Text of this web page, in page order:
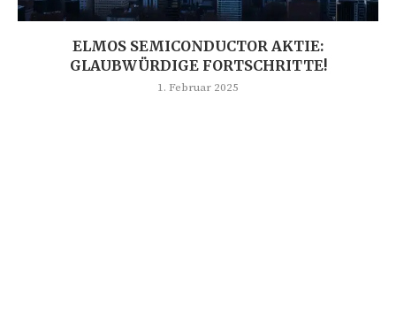
ELMOS SEMICONDUCTOR AKTIE:
GLAUBWÜRDIGE FORTSCHRITTE!
1. Februar 2025